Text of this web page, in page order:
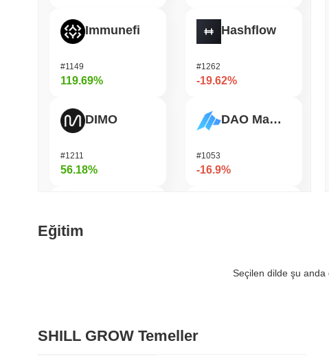
Immunefi
#1149
119.69%
DIMO
#1211
56.18%
#459
Hashflow
#1262
-19.62%
DAO Maker Token
#1053
-16.9%
#574
Eğitim
Seçilen dilde şu anda
SHILL GROW Temeller